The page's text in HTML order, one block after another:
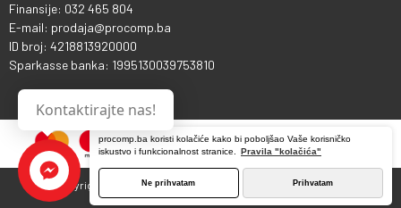
procomp.ba koristi kolačiće kako bi poboljšao Vaše korisničko
iskustvo i funkcionalnost stranice.
Pravila "kolačića"
Ne prihvatam Prihvatam
Finansije: 032 465 804
E-mail: prodaja@procomp.ba
ID broj: 4218813920000
Sparkasse banka: 1995130039753810
Copyright © 2013 - 2026 ProComp d.o.o. Sva prava pridržana.
Kontaktirajte nas!